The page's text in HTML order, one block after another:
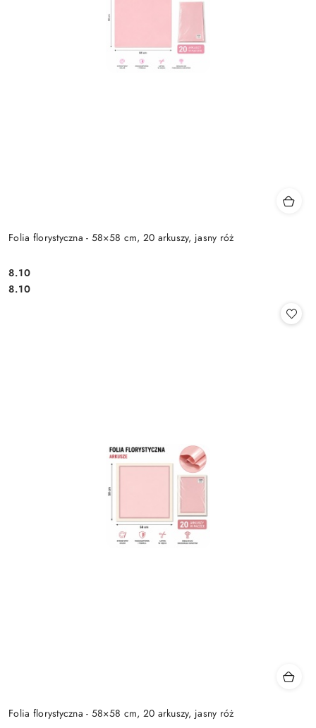
Folia florystyczna - 58×58 cm, 20 arkuszy, jasny róż
Cena:
8.10
Cena:
8.10
Folia florystyczna - 58×58 cm, 20 arkuszy, jasny róż